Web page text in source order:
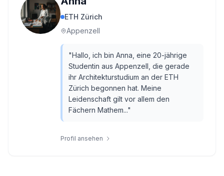
ETH Zürich
Appenzell
"Hallo, ich bin Anna, eine 20-jährige
Studentin aus Appenzell, die gerade
ihr Architekturstudium an der ETH
Zürich begonnen hat. Meine
Leidenschaft gilt vor allem den
Fächern Mathem..."
Profil ansehen